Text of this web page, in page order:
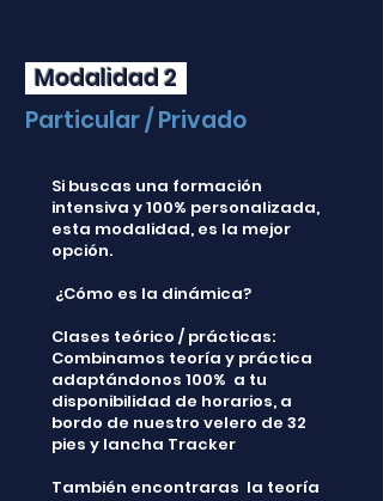
Modalidad 2
Particular / Privado
Si buscas una formación
intensiva y 100% personalizada,
esta modalidad, es la mejor
opción.
¿Cómo es la dinámica?
Clases teórico / prácticas:
Combinamos teoría y práctica
adaptándonos 100% a tu
disponibilidad de horarios, a
bordo de nuestro velero de 32
pies y lancha Tracker
​También encontraras la teoría